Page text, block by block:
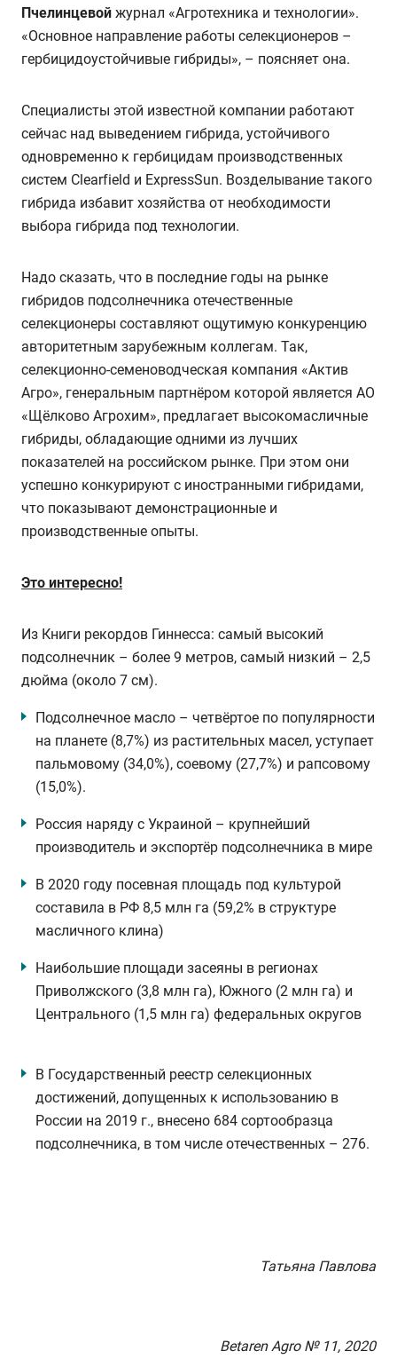
Пчелинцевой журнал «Агротехника и технологии».
«Основное направление работы селекционеров –
гербицидоустойчивые гибриды», – поясняет она.
Специалисты этой известной компании работают
сейчас над выведением гибрида, устойчивого
одновременно к гербицидам производственных
систем Clearfield и ExpressSun. Возделывание такого
гибрида избавит хозяйства от необходимости
выбора гибрида под технологии.
Надо сказать, что в последние годы на рынке
гибридов подсолнечника отечественные
селекционеры составляют ощутимую конкуренцию
авторитетным зарубежным коллегам. Так,
селекционно-семеноводческая компания «Актив
Агро», генеральным партнёром которой является АО
«Щёлково Агрохим», предлагает высокомасличные
гибриды, обладающие одними из лучших
показателей на российском рынке. При этом они
успешно конкурируют с иностранными гибридами,
что показывают демонстрационные и
производственные опыты.
Это интересно!
Из Книги рекордов Гиннесса: самый высокий
подсолнечник – более 9 метров, самый низкий – 2,5
дюйма (около 7 см).
Подсолнечное масло – четвёртое по популярности
на планете (8,7%) из растительных масел, уступает
пальмовому (34,0%), соевому (27,7%) и рапсовому
(15,0%).
Россия наряду с Украиной – крупнейший
производитель и экспортёр подсолнечника в мире
В 2020 году посевная площадь под культурой
составила в РФ 8,5 млн га (59,2% в структуре
масличного клина)
Наибольшие площади засеяны в регионах
Приволжского (3,8 млн га), Южного (2 млн га) и
Центрального (1,5 млн га) федеральных округов
В Государственный реестр селекционных
достижений, допущенных к использованию в
России на 2019 г., внесено 684 сортообразца
подсолнечника, в том числе отечественных – 276.
Татьяна Павлова
Betaren Agro № 11, 2020